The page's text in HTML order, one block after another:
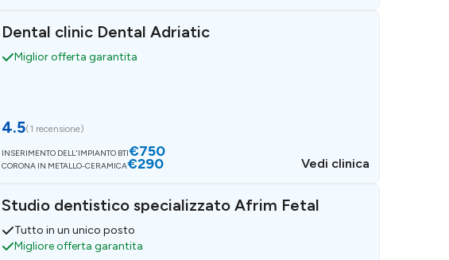
Dental clinic Dental Adriatic
Miglior offerta garantita
4.5(1 recensione)
INSERIMENTO DELL'IMPIANTO BTI€750
CORONA IN METALLO-CERAMICA€290 Vedi clinica
Studio dentistico specializzato Afrim Fetal
Tutto in un unico posto
Migliore offerta garantita